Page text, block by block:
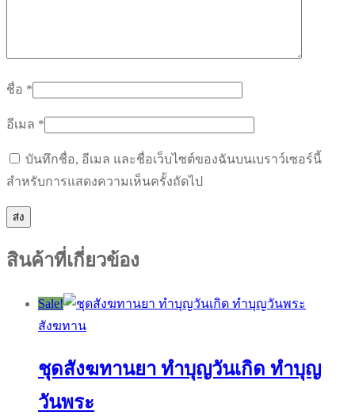
ชื่อ *
อีเมล *
บันทึกชื่อ, อีเมล และชื่อเว็บไซต์ของฉันบนเบราว์เซอร์นี้
สำหรับการแสดงความเห็นครั้งถัดไป
สินค้าที่เกี่ยวข้อง
Sale!
สังฆทาน
ชุดสังฆทานยา ทำบุญวันเกิด ทำบุญ
วันพระ